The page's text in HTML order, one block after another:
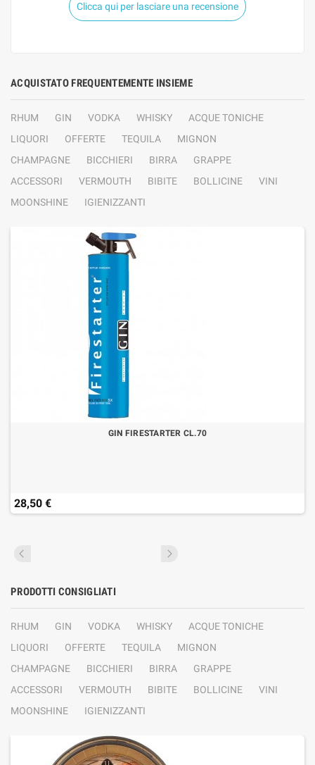
Clicca qui per lasciare una recensione
ACQUISTATO FREQUENTEMENTE INSIEME
RHUM GIN VODKA WHISKY
ACQUE TONICHE
LIQUORI
OFFERTE TEQUILA
MIGNON
CHAMPAGNE
BICCHIERI BIRRA
GRAPPE
ACCESSORI
VERMOUTH BIBITE BOLLICINE
VINI
MOONSHINE
IGIENIZZANTI
GIN FIRESTARTER CL.70
28,50 €
PRODOTTI CONSIGLIATI
RHUM GIN VODKA WHISKY
ACQUE TONICHE
LIQUORI
OFFERTE TEQUILA
MIGNON
CHAMPAGNE
BICCHIERI BIRRA
GRAPPE
ACCESSORI
VERMOUTH BIBITE BOLLICINE
VINI
MOONSHINE
IGIENIZZANTI